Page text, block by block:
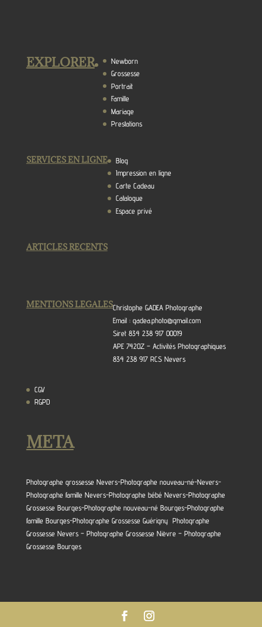
EXPLORER
Newborn
Grossesse
Portrait
Famille
Mariage
Prestations
SERVICES EN LIGNE
Blog
Impression en ligne
Carte Cadeau
Catalogue
Espace privé
ARTICLES RECENTS
MENTIONS LEGALESChristophe GADEA Photographe
Email : gadea.photo@gmail.com
Siret 834 238 917 00019
APE 7420Z – Activités Photographiques
834 238 917 RCS Nevers
CGV
RGPD
META
Photographe grossesse Nevers-Photographe nouveau-né-Nevers-
Photographe famille Nevers-Photographe bébé Nevers-Photographe
Grossesse Bourges-Photographe nouveau-né Bourges-Photographe
famille Bourges-Photographe Grossesse Guérigny Photographe
Grossesse Nevers – Photographe Grossesse Nièvre – Photographe
Grossesse Bourges